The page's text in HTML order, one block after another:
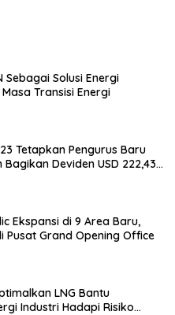
Sebagai Solusi Energi
Transisi Energi
Tetapkan Pengurus Baru
Deviden USD 222,43
Ekspansi di 9 Area Baru,
Pusat Grand Opening Office
LNG Bantu
Industri Hadapi Risiko